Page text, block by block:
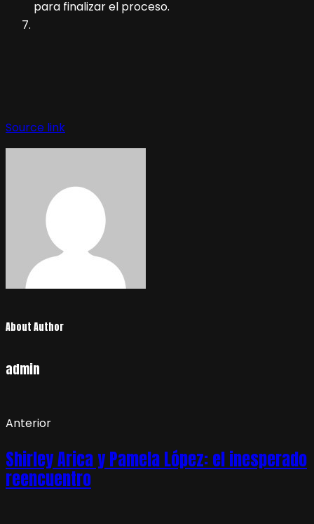
para finalizar el proceso.
Source link
About Author
admin
Anterior
Shirley Arica y Pamela López: el inesperado
reencuentro